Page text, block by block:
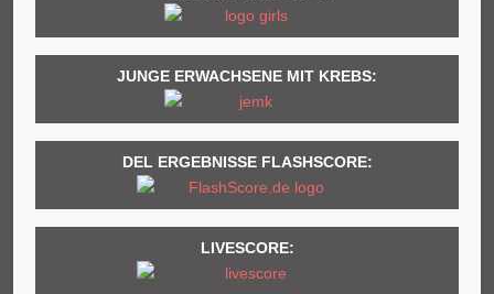
JUNGE ERWACHSENE MIT KREBS:
DEL ERGEBNISSE FLASHSCORE:
LIVESCORE: